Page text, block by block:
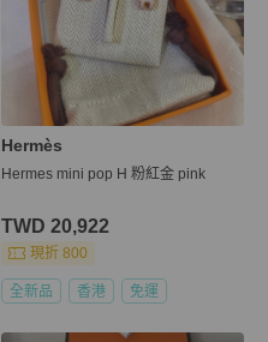
Hermès
Hermes mini pop H 粉紅金 pink
TWD 20,922
現折 800
全新品 香港 免運